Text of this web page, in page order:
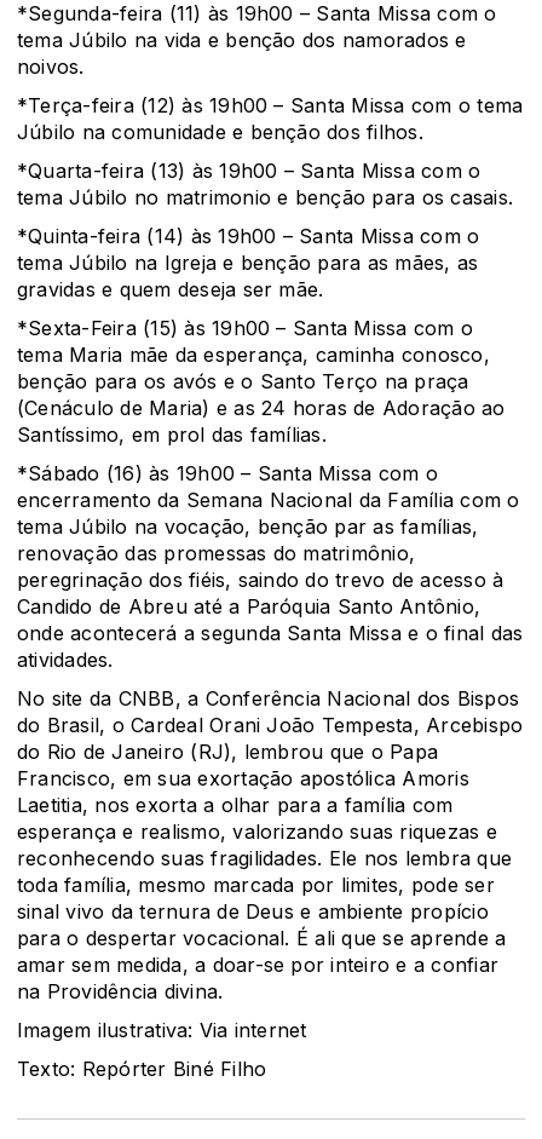
*Segunda-feira (11) às 19h00 – Santa Missa com o
tema Júbilo na vida e benção dos namorados e
noivos.
*Terça-feira (12) às 19h00 – Santa Missa com o tema
Júbilo na comunidade e benção dos filhos.
*Quarta-feira (13) às 19h00 – Santa Missa com o
tema Júbilo no matrimonio e benção para os casais.
*Quinta-feira (14) às 19h00 – Santa Missa com o
tema Júbilo na Igreja e benção para as mães, as
gravidas e quem deseja ser mãe.
*Sexta-Feira (15) às 19h00 – Santa Missa com o
tema Maria mãe da esperança, caminha conosco,
benção para os avós e o Santo Terço na praça
(Cenáculo de Maria) e as 24 horas de Adoração ao
Santíssimo, em prol das famílias.
*Sábado (16) às 19h00 – Santa Missa com o
encerramento da Semana Nacional da Família com o
tema Júbilo na vocação, benção par as famílias,
renovação das promessas do matrimônio,
peregrinação dos fiéis, saindo do trevo de acesso à
Candido de Abreu até a Paróquia Santo Antônio,
onde acontecerá a segunda Santa Missa e o final das
atividades.
No site da CNBB, a Conferência Nacional dos Bispos
do Brasil, oCardeal Orani João Tempesta, Arcebispo
do Rio de Janeiro (RJ), lembrou que o Papa
Francisco, em sua exortação apostólica Amoris
Laetitia, nos exorta a olhar para a família com
esperança e realismo, valorizando suas riquezas e
reconhecendo suas fragilidades. Ele nos lembra que
toda família, mesmo marcada por limites, pode ser
sinal vivo da ternura de Deus e ambiente propício
para o despertar vocacional. É ali que se aprende a
amar sem medida, a doar-se por inteiro e a confiar
na Providência divina.
Imagem ilustrativa: Via internet
Texto: Repórter Biné Filho